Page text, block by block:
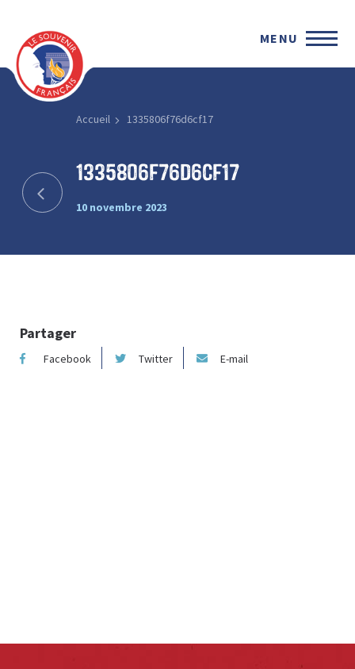
MENU
Accueil 1335806f76d6cf17
1335806f76d6cf17
10 novembre 2023
Partager
Facebook Twitter E-mail